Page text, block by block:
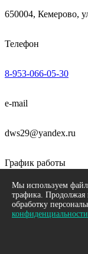
Мы используем
трафика. Продолжая
обработку
конфиденциальности
650004, Кемерово,
Телефон
8-953-066-05-30
e-mail
dws29@yandex.ru
График работы
пн-пт 09:00 - 18:00